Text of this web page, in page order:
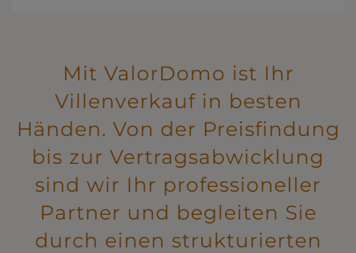
Mit ValorDomo ist Ihr
Villenverkauf in besten
Händen. Von der Preisfindung
bis zur Vertragsabwicklung
sind wir Ihr professioneller
Partner und begleiten Sie
durch einen strukturierten